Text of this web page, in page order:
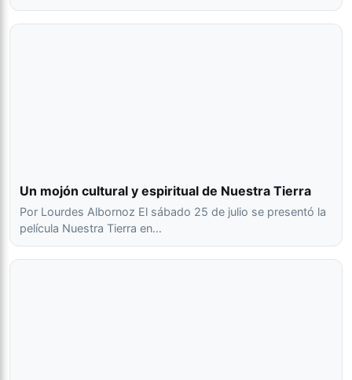
Un mojón cultural y espiritual de Nuestra Tierra
Por Lourdes Albornoz El sábado 25 de julio se presentó la
película Nuestra Tierra en…